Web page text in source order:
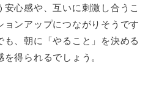
安心感や、互いに刺激し合うこ
ョンアップにつながりそうです
も、朝に「やること」を決める
得られるでしょう。